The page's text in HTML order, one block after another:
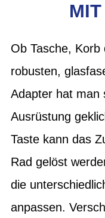
Ob Tasche, Korb
robusten,
Adapter hat man
Ausrüstung
Taste kann das
Rad gelöst
die
anpassen.